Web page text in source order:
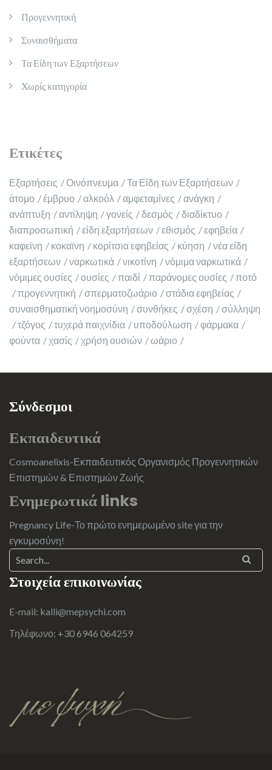
Προγεννητική
Συναισθήματα
Τα Είδη των Εξαρτήσεων
Χωρίς κατηγορία
Ετικέτες
Εξαρτήσεις Οινόπνευμα
Τα Είδη των Εξαρτήσεων
άτομο
έμβρυο αλκοόλ αμφεταμίνες
ανάγκη
ανάπτυξη
αντίληψη γονείς δεσμός
διαδίκτυο
διαπροσωπική
είδη εξαρτήσεων εθισμός
εφηβεία
καφεϊνη
κοκαϊνη κορίτσια εφηβείας κύηση
νέα είδη
εξαρτήσεων
ναρκωτικά νικοτίνη
νόμιμα ναρκωτικά
νόμιμες ουσίες
ουσίες παιδί παράνομες ουσίες
ποτό
προγεννητική
σπερματοζωάριο
στάδια εφηβείας
συναισθηματική νοημοσύνη
συνθήκες σχέση
σύλληψη
τζόγος
τυχερά παιχνίδια υποδούλωση
φάρμακα
φούντα
χασίς χρήση ουσιών ωάριο
Σύνδεσμοι
Εκπαιδευτικά
Cosmoanelixis-Εκπαιδευτικός Οργανισμός Προγεννητικών
Επιστημών & Επιστημών Ζωής
Ενημερωτικά links
Pregnancy Life-Το πρώτο ενημερωμένο site για την
εγκυμοσύνη!
Στοιχεία επικοινωνίας
E-mail: kalli@mepsychi.com
Τηλέφωνο: +30 6946 064259